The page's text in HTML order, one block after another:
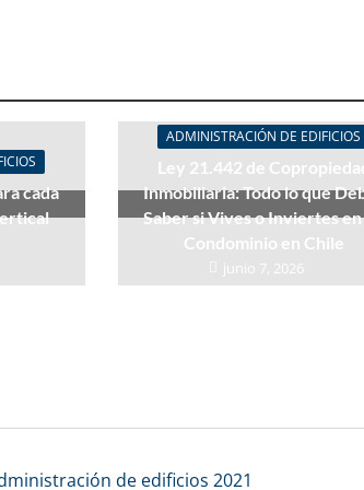
cada
ADMINISTRACIÓN DE EDIFICIOS
Ley 21.442 de
Inmobiliaria: Todo lo que
Saber si Vives o Inviertes
Condominio en Chile
junio 7, 2026
de edificios 2021